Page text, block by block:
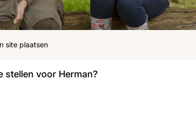
site plaatsen
stellen voor Herman?